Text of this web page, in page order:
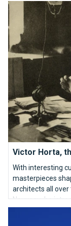
Victor Horta,
With interesting
masterpieces
architects all
Nouveau, he
Victor Horta, the
Who are you